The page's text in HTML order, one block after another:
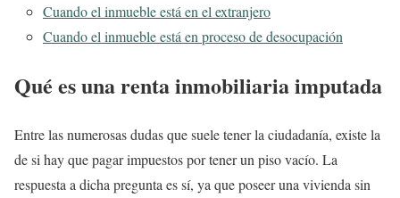
Cuando el inmueble está en el extranjero
Cuando el inmueble está en proceso de desocupación
Qué es una renta inmobiliaria imputada
Entre las numerosas dudas que suele tener la ciudadanía, existe la
de si hay que pagar impuestos por tener un piso vacío. La
respuesta a dicha pregunta es sí, ya que poseer una vivienda sin